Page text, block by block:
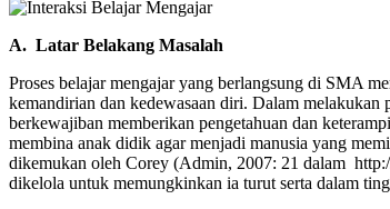
A. Latar Belakang Masalah
Proses belajar mengajar yang berlangsung di SMA
kemandirian dan kedewasaan diri. Dalam
berkewajiban memberikan pengetahuan dan
membina anak didik agar menjadi manusia yang
dikemukan oleh Corey (Admin, 2007: 21 dalam
dikelola untuk memungkinkan ia turut serta dalam